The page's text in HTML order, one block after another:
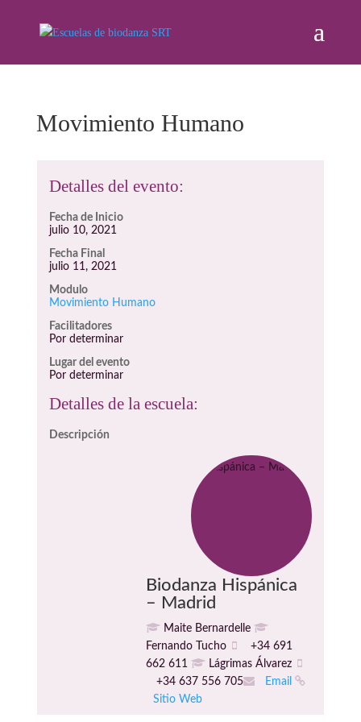
Movimiento Humano
Detalles del evento:
Fecha de Inicio
julio 10, 2021
Fecha Final
julio 11, 2021
Modulo
Movimiento Humano
Facilitadores
Por determinar
Lugar del evento
Por determinar
Detalles de la escuela:
Descripción
Biodanza Hispánica
– Madrid
Maite Bernardelle
Fernando Tucho
+34 691
662 611
Lágrimas Álvarez
+34 637 556 705
Email
Sitio Web